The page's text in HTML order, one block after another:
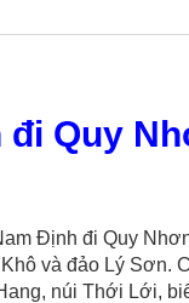
Quy
Định đi Quy
và đảo Lý Sơn.
núi Thới Lới,